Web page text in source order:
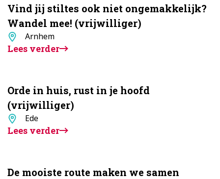
Vind jij stiltes ook niet ongemakkelijk?
Wandel mee! (vrijwilliger)
Standplaats
Arnhem
Lees verder
Orde in huis, rust in je hoofd
(vrijwilliger)
Standplaats
Ede
Lees verder
De mooiste route maken we samen